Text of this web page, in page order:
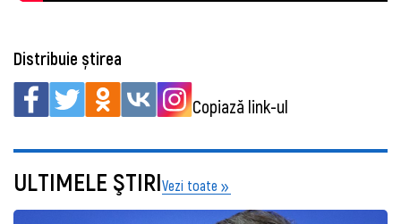
Distribuie știrea
Copiază link-ul
ULTIMELE ŞTIRIVezi toate